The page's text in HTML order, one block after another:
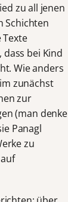
zu all jenen
Schichten
Texte
dass bei Kind
Wie anders
zunächst
zur
(man denke
Panagl
zu
auf